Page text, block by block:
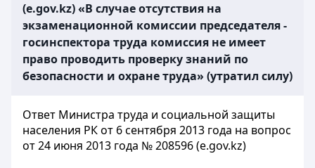
(e.gov.kz) «В случае отсутствия на
экзаменационной комиссии председателя -
госинспектора труда комиссия не имеет
право проводить проверку знаний по
безопасности и охране труда» (утратил силу)
Ответ Министра труда и социальной защиты
населения РК от 6 сентября 2013 года на вопрос
от 24 июня 2013 года № 208596 (e.gov.kz)